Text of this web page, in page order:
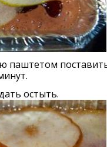
паштетом
остыть.